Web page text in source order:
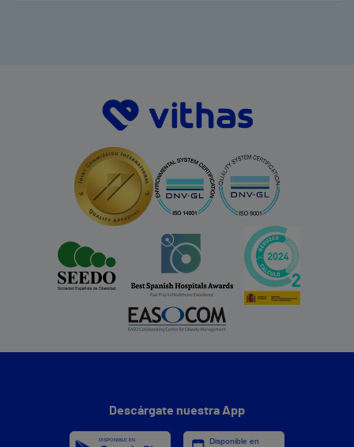
Descárgate nuestra App